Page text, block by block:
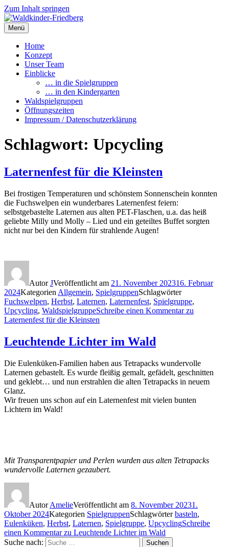
Zum Inhalt springen
Waldkinder-Friedberg
Internetpräsenz des Waldkindergartens Friedberg
Menü
Home
Konzept
Unser Team
Einblicke
… in die Spielgruppen
… in den Kindergarten
Waldspielgruppen
Öffnungszeiten
Impressum / Datenschutzerklärung
Schlagwort: Upcycling
Laternenfest für die Kleinsten
Bei frostigen Temperaturen und schönstem Sonnenschein konnten
die Fuchswelpen ein wunderbares Laternenfest feiern:
selbstgebastelte Laternen aus alten PET-Flaschen, u.a. das heiß
geliebte Milly und Molly – Lied und ein geteiltes Buffet sorgten
nicht nur bei den Kindern für strahlende Augen!
AutorJVeröffentlicht am 21. November 202316. Februar
2024Kategorien Allgemein, SpielgruppenSchlagwörter
Fuchswelpen, Herbst, Laternen, Laternenfest, Spielgruppe,
Upcycling, WaldspielgruppeSchreibe einen Kommentarzu
Laternenfest für die Kleinsten
Leuchtende Lichter im Wald
Die Eulenküken-Familien haben aus Tetrapacks wundervolle
Laternen gebastelt. Es wurde fleißig gemalt, gefädelt, geschnitten
und geklebt… und nun erstrahlen die alten Tetrapacks in neuem
Glanz.
Wir freuen uns schon auf ein Laternenfest mit vielen bunten
Lichtern im Wald!
Mit Transparentpapier und Perlen wurden aus alten Tetrapacks
wundervolle Laternen gezaubert.
AutorAmelieVeröffentlicht am 8. November 20231.
Oktober 2024Kategorien SpielgruppenSchlagwörterbasteln,
Eulenküken, Herbst, Laternen, Spielgruppe, UpcyclingSchreibe
einen Kommentarzu Leuchtende Lichter im Wald
Suche nach:
Suchen